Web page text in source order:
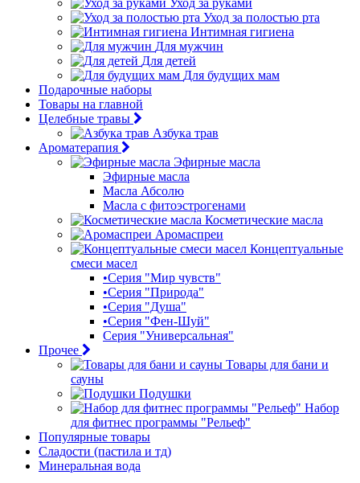
Уход за руками
Уход за полостью рта
Интимная гигиена
Для мужчин
Для детей
Для будущих мам
Подарочные наборы
Товары на главной
Целебные травы
Азбука трав
Ароматерапия
Эфирные масла
Эфирные масла
Масла Абсолю
Масла с фитоэстрогенами
Косметические масла
Аромаспреи
Концептуальные
смеси масел
•Серия "Мир чувств"
•Серия "Природа"
•Серия "Душа"
•Серия "Фен-Шуй"
Серия "Универсальная"
Прочее
Товары для бани и
сауны
Подушки
Набор
для фитнес программы "Рельеф"
Популярные товары
Сладости (пастила и тд)
Минеральная вода